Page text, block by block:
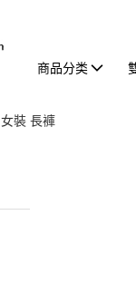
商品分类
女裝 長褲